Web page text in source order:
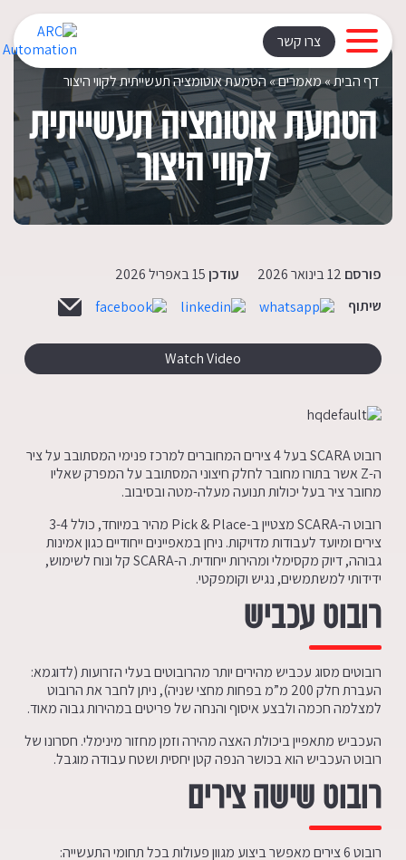
צרו קשר
דף הבית»מאמרים»הטמעת אוטומציה תעשייתית לקווי היצור
הטמעת אוטומציה תעשייתית
לקווי היצור
פורסם עודכן
שיתוף
Watch Video
רובוט SCARA בעל 4 צירים המחוברים למרכז פנימי המסתובב על ציר
ה-Z אשר בתורו מחובר לחלק חיצוני המסתובב על המפרק שאליו
מחובר ציר בעל יכולות תנועה מעלה-מטה ובסיבוב.
רובוט ה-SCARA מצטיין ב-Pick & Place מהיר במיוחד, כולל 3-4
צירים ומיועד לעבודות מדויקות. ניחן במאפיינים ייחודיים כגון אמינות
גבוהה, דיוק מקסימלי ומהירות ייחודית. ה-SCARA קל ונוח לשימוש,
ידידותי למשתמשים, נגיש וקומפקטי.
רובוט עכביש
רובוטים מסוג עכביש מהירים יותר מהרובוטים בעלי הזרועות (לדוגמא:
העברת חלק 200 מ”מ בפחות מחצי שניה), ניתן לחבר את הרובוט
למצלמה חכמה ולבצע איסוף והנחה של פריטים במהירות גבוה מאוד.
העכביש מתאפיין ביכולת האצה מהירה וזמן מחזור מינימלי. חסרונו של
רובוט העכביש הוא בכושר הנפה קטן יחסית ושטח עבודה מוגבל.
רובוט שישה צירים
רובוט 6 צירים מאפשר ביצוע מגוון פעולות בכל תחומי התעשייה: